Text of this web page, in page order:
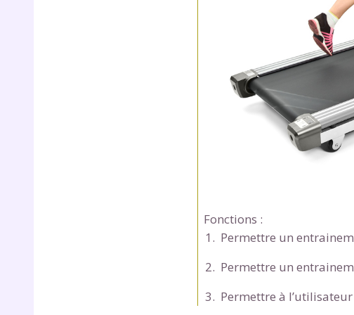
Fonctions :
Permettre un
Permettre un
Permettre à
Un
parents
progrès
* Votre code
consentez à ce
part de
newsletter.